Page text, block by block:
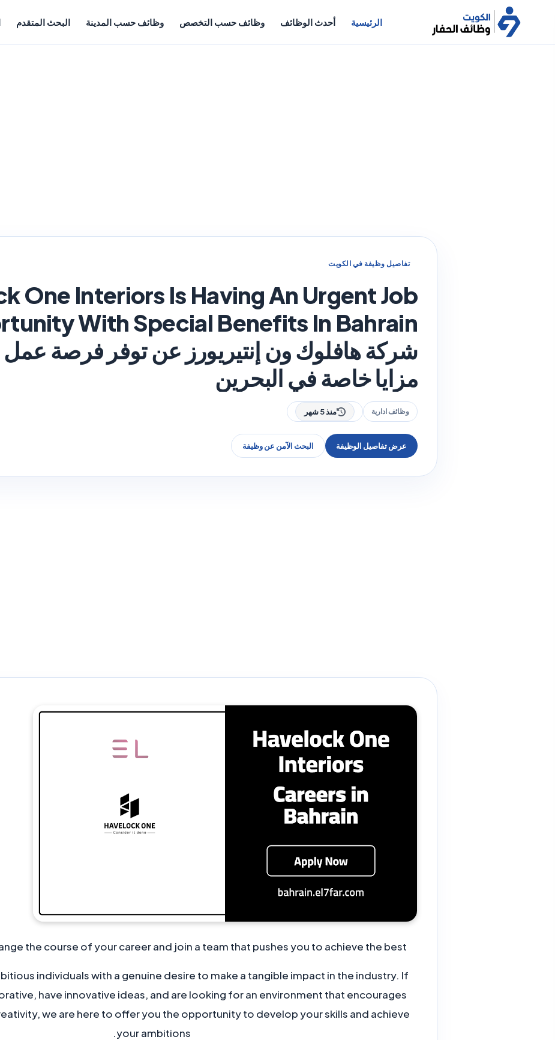
الرئيسية أحدث الوظائف وظائف حسب التخصص وظائف حسب المدينة البحث المتقدم
تفاصيل وظيفة في الكويت
One Interiors Is Having An Urgent Job
شركة هافلوك ون إنتيريورز عن توفر فرصة عمل
مزايا خاصة في البحرين
وظائف ادارية منذ 5 شهر
عرض تفاصيل الوظيفة البحث الآمن عن وظيفة
the course of your career and join a team that pushes you to achieve the best?
individuals with a genuine desire to make a tangible impact in the industry. If
have innovative ideas, and are looking for an environment that encourages
we are here to offer you the opportunity to develop your skills and achieve
your ambitions.